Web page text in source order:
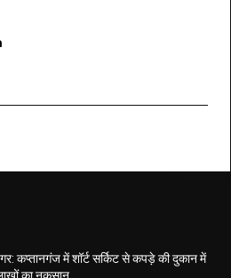
कप्तानगंज में शॉर्ट सर्किट से कपड़े की दुकान में
का नुकसान